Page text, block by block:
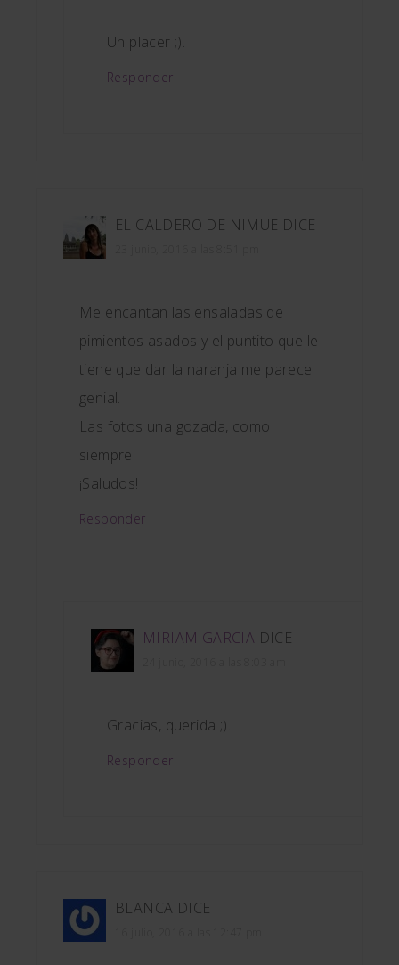
Un placer ;).
Responder
EL CALDERO DE NIMUE DICE
Me encantan las ensaladas de
pimientos asados y el puntito que le
tiene que dar la naranja me parece
genial.
Las fotos una gozada, como
siempre.
¡Saludos!
Responder
MIRIAM GARCIA DICE
Gracias, querida ;).
Responder
BLANCA DICE